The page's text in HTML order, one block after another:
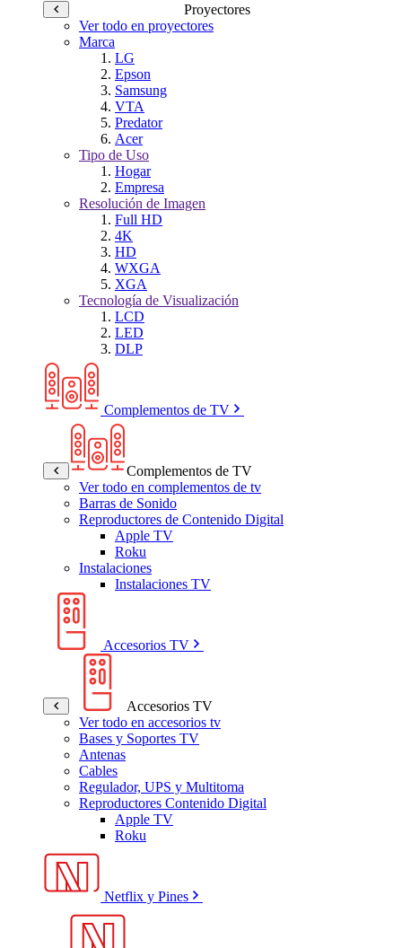
Proyectores
Ver todo en proyectores
Marca
LG
Epson
Samsung
VTA
Predator
Acer
Tipo de Uso
Hogar
Empresa
Resolución de Imagen
Full HD
4K
HD
WXGA
XGA
Tecnología de Visualización
LCD
LED
DLP
Complementos de TV
Complementos de TV
Ver todo en complementos de tv
Barras de Sonido
Reproductores de Contenido Digital
Apple TV
Roku
Instalaciones
Instalaciones TV
Accesorios TV
Accesorios TV
Ver todo en accesorios tv
Bases y Soportes TV
Antenas
Cables
Regulador, UPS y Multitoma
Reproductores Contenido Digital
Apple TV
Roku
Netflix y Pines